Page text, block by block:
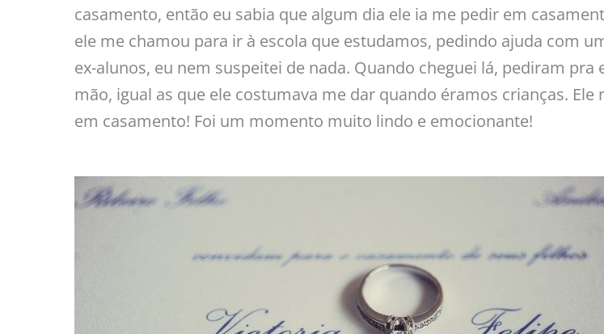
casamento, então eu sabia que algum dia ele ia me pedir em
ele me chamou para ir à escola que estudamos, pedindo ajuda com
ex-alunos, eu nem suspeitei de nada. Quando cheguei lá, pediram
mão, igual as que ele costumava me dar quando éramos crianças.
em casamento! Foi um momento muito lindo e emocionante!